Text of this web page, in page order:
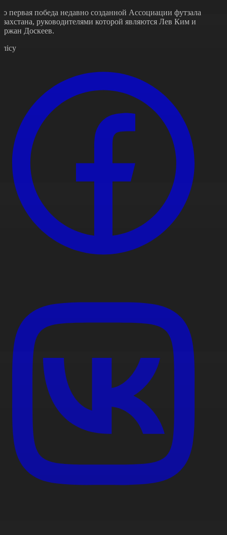
первая победа недавно созданной Ассоциации футзала
руководителями которой являются Лев Ким и
Доскеев.